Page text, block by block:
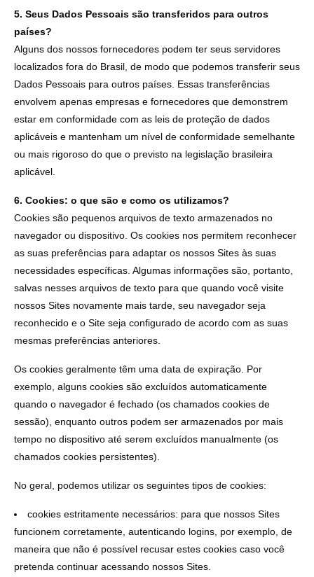
5. Seus Dados Pessoais são transferidos para outros
países?
Alguns dos nossos fornecedores podem ter seus servidores
localizados fora do Brasil, de modo que podemos transferir seus
Dados Pessoais para outros países. Essas transferências
envolvem apenas empresas e fornecedores que demonstrem
estar em conformidade com as leis de proteção de dados
aplicáveis e mantenham um nível de conformidade semelhante
ou mais rigoroso do que o previsto na legislação brasileira
aplicável.
6. Cookies: o que são e como os utilizamos?
Cookies são pequenos arquivos de texto armazenados no
navegador ou dispositivo. Os cookies nos permitem reconhecer
as suas preferências para adaptar os nossos Sites às suas
necessidades específicas. Algumas informações são, portanto,
salvas nesses arquivos de texto para que quando você visite
nossos Sites novamente mais tarde, seu navegador seja
reconhecido e o Site seja configurado de acordo com as suas
mesmas preferências anteriores.
Os cookies geralmente têm uma data de expiração. Por
exemplo, alguns cookies são excluídos automaticamente
quando o navegador é fechado (os chamados cookies de
sessão), enquanto outros podem ser armazenados por mais
tempo no dispositivo até serem excluídos manualmente (os
chamados cookies persistentes).
No geral, podemos utilizar os seguintes tipos de cookies:
cookies estritamente necessários: para que nossos Sites
funcionem corretamente, autenticando logins, por exemplo, de
maneira que não é possível recusar estes cookies caso você
pretenda continuar acessando nossos Sites.